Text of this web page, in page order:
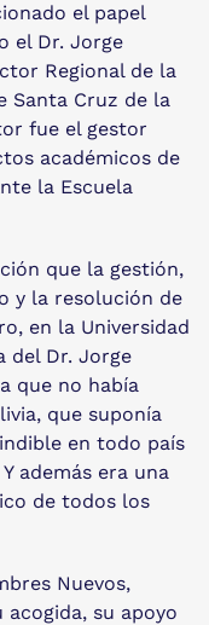
el papel
el Dr. Jorge
Regional de la
Santa Cruz de la
fue el gestor
académicos de
la Escuela
que la gestión,
y la resolución de
en la Universidad
del Dr. Jorge
que no había
que suponía
en todo país
además era una
de todos los
Nuevos,
su apoyo